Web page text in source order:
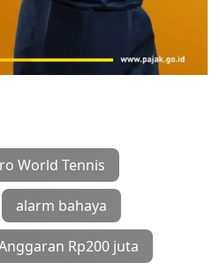
World Tennis
alarm bahaya
Rp200 juta